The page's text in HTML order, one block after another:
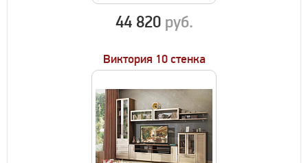
44 820 руб.
Виктория 10 стенка